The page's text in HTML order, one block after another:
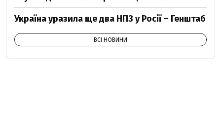
Україна уразила ще два НПЗ у Росії – Генштаб
ВСІ НОВИНИ